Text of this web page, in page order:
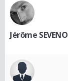
Jérôme SEVENO